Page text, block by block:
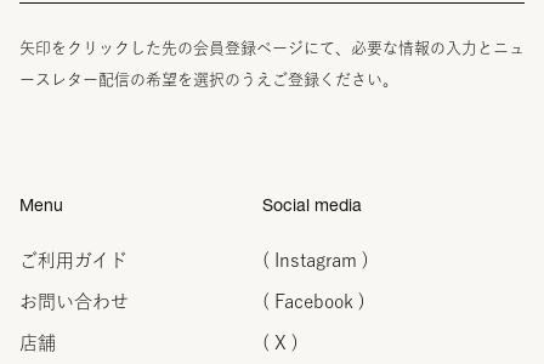
矢印をクリックした先の会員登録ページにて、必要な情報の入力とニュ
ースレター配信の希望を選択のうえご登録ください。
Menu
ご利用ガイド
お問い合わせ
店舗
Social media
( Instagram )
( Facebook )
( X )